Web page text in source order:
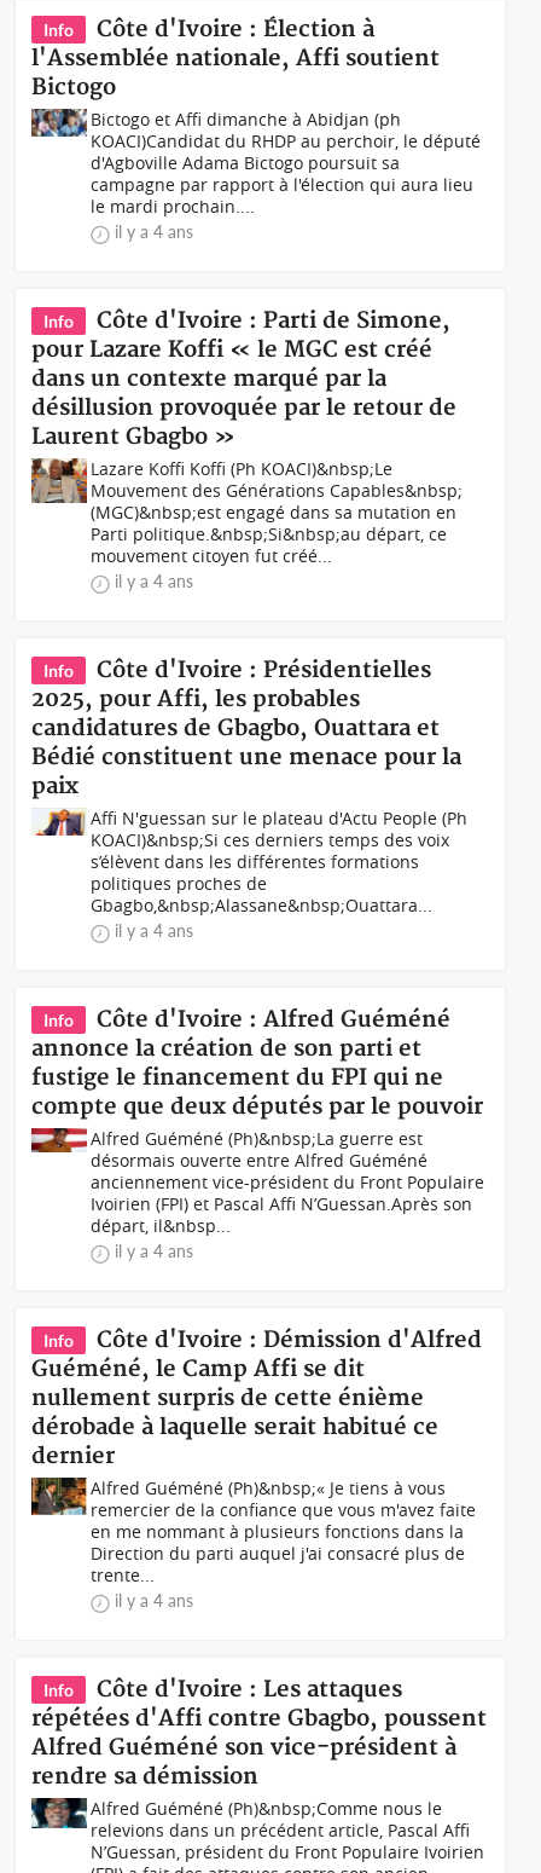
Info
Côte d'Ivoire : Élection à
l'Assemblée nationale, Affi soutient
Bictogo
Bictogo et Affi dimanche à Abidjan (ph
KOACI)Candidat du RHDP au perchoir, le député
d'Agboville Adama Bictogo poursuit sa
campagne par rapport à l'élection qui aura lieu
le mardi prochain....
il y a 4 ans
Info
Côte d'Ivoire : Parti de Simone,
pour Lazare Koffi « le MGC est créé
dans un contexte marqué par la
désillusion provoquée par le retour de
Laurent Gbagbo »
Lazare Koffi Koffi (Ph KOACI)&nbsp;Le
Mouvement des Générations Capables&nbsp;
(MGC)&nbsp;est engagé dans sa mutation en
Parti politique.&nbsp;Si&nbsp;au départ, ce
mouvement citoyen fut créé...
il y a 4 ans
Info
Côte d'Ivoire : Présidentielles
2025, pour Affi, les probables
candidatures de Gbagbo, Ouattara et
Bédié constituent une menace pour la
paix
Affi N'guessan sur le plateau d'Actu People (Ph
KOACI)&nbsp;Si ces derniers temps des voix
s’élèvent dans les différentes formations
politiques proches de
Gbagbo,&nbsp;Alassane&nbsp;Ouattara...
il y a 4 ans
Info
Côte d'Ivoire : Alfred Guéméné
annonce la création de son parti et
fustige le financement du FPI qui ne
compte que deux députés par le pouvoir
Alfred Guéméné (Ph)&nbsp;La guerre est
désormais ouverte entre Alfred Guéméné
anciennement vice-président du Front Populaire
Ivoirien (FPI) et Pascal Affi N’Guessan.Après son
départ, il&nbsp...
il y a 4 ans
Info
Côte d'Ivoire : Démission d'Alfred
Guéméné, le Camp Affi se dit
nullement surpris de cette énième
dérobade à laquelle serait habitué ce
dernier
Alfred Guéméné (Ph)&nbsp;« Je tiens à vous
remercier de la confiance que vous m'avez faite
en me nommant à plusieurs fonctions dans la
Direction du parti auquel j'ai consacré plus de
trente...
il y a 4 ans
Info
Côte d'Ivoire : Les attaques
répétées d'Affi contre Gbagbo, poussent
Alfred Guéméné son vice-président à
rendre sa démission
Alfred Guéméné (Ph)&nbsp;Comme nous le
relevions dans un précédent article, Pascal Affi
N’Guessan, président du Front Populaire Ivoirien